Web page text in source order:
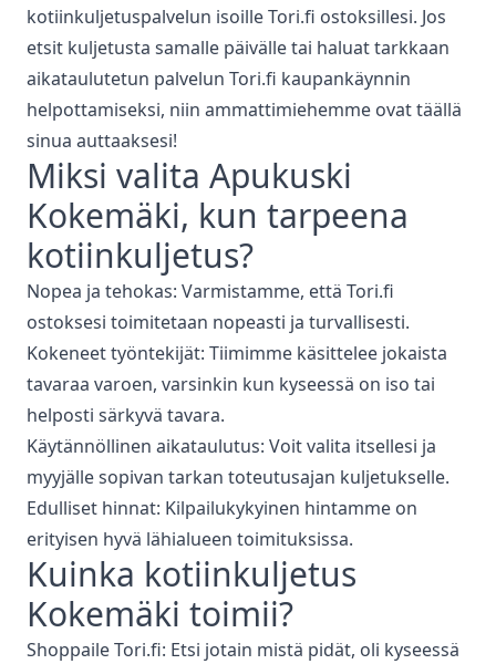
kotiinkuljetuspalvelun isoille Tori.fi ostoksillesi. Jos
etsit kuljetusta samalle päivälle tai haluat tarkkaan
aikataulutetun palvelun Tori.fi kaupankäynnin
helpottamiseksi, niin ammattimiehemme ovat täällä
sinua auttaaksesi!
Miksi valita Apukuski
Kokemäki, kun tarpeena
kotiinkuljetus?
Nopea ja tehokas: Varmistamme, että Tori.fi
ostoksesi toimitetaan nopeasti ja turvallisesti.
Kokeneet työntekijät: Tiimimme käsittelee jokaista
tavaraa varoen, varsinkin kun kyseessä on iso tai
helposti särkyvä tavara.
Käytännöllinen aikataulutus: Voit valita itsellesi ja
myyjälle sopivan tarkan toteutusajan kuljetukselle.
Edulliset hinnat: Kilpailukykyinen hintamme on
erityisen hyvä lähialueen toimituksissa.
Kuinka kotiinkuljetus
Kokemäki toimii?
Shoppaile Tori.fi: Etsi jotain mistä pidät, oli kyseessä